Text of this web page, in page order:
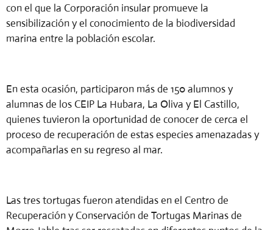
con el que la Corporación insular promueve la
sensibilización y el conocimiento de la biodiversidad
marina entre la población escolar.
En esta ocasión, participaron más de 150 alumnos y
alumnas de los CEIP La Hubara, La Oliva y El Castillo,
quienes tuvieron la oportunidad de conocer de cerca el
proceso de recuperación de estas especies amenazadas y
acompañarlas en su regreso al mar.
Las tres tortugas fueron atendidas en el Centro de
Recuperación y Conservación de Tortugas Marinas de